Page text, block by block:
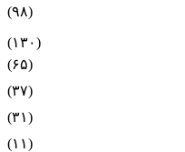
(۹۸)
(۱۳۰)
(۶۵)
(۳۷)
(۳۱)
(۱۱)